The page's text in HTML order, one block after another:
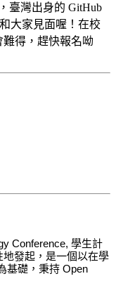
臺灣出身的 GitHub
大家見面喔！在校
難得，趕快報名呦
Conference, 學生計
發起，是一個以在學
基礎，秉持 Open